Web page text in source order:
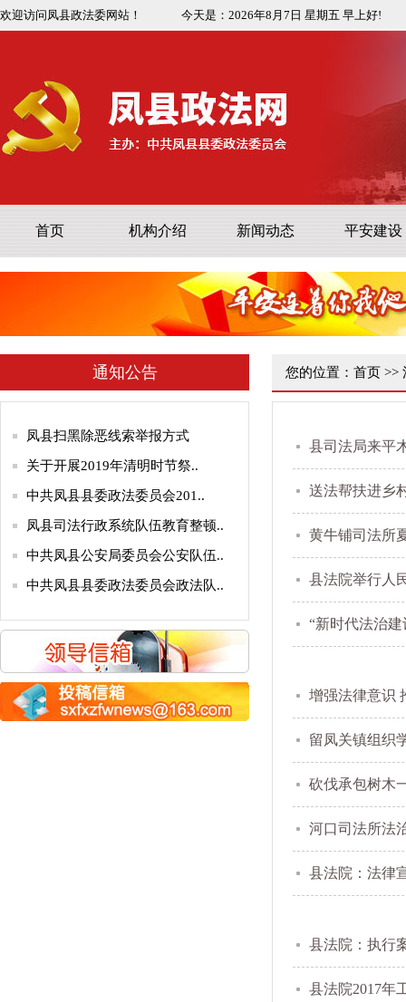
欢迎访问凤县政法委网站！ 今天是： 2026年8月7日 星期五 早上好!
首页 机构介绍 新闻动态 平安建设
通知公告
凤县司法行政系统队伍教育整顿..
中共凤县县委政法委员会政法队..
关于公开顽瘴痼疾专项整治内容..
关于公开征集陕西省“平安鼎”..
关于向省法学会所属研究会推荐..
凤县扫黑除恶线索举报方式
关于开展2019年清明时节祭..
中共凤县县委政法委员会201..
凤县司法行政系统队伍教育整顿..
中共凤县公安局委员会公安队伍..
中共凤县县委政法委员会政法队..
关于公开征集陕西省“平安鼎”..
公 示
关于向省法学会所属研究会推荐..
您的位置： 首页 >>
县司法局来平
送法帮扶进乡
黄牛铺司法所
县法院举行人
“新时代法治
增强法律意识
留凤关镇组织
砍伐承包树木
河口司法所法
县法院：法律
县法院：执行
县法院2017年